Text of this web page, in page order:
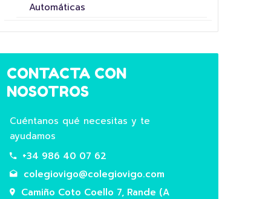
5º XORNADA DE
SUPERHEROÍNAS E
SUPERHEROES FUNDACIÓN LA
NINETA
Automáticas
CONTACTA CON
NOSOTROS
Cuéntanos qué necesitas y te
ayudamos
+34 986 40 07 62
colegiovigo@colegiovigo.com
Camiño Coto Coello 7, Rande (A